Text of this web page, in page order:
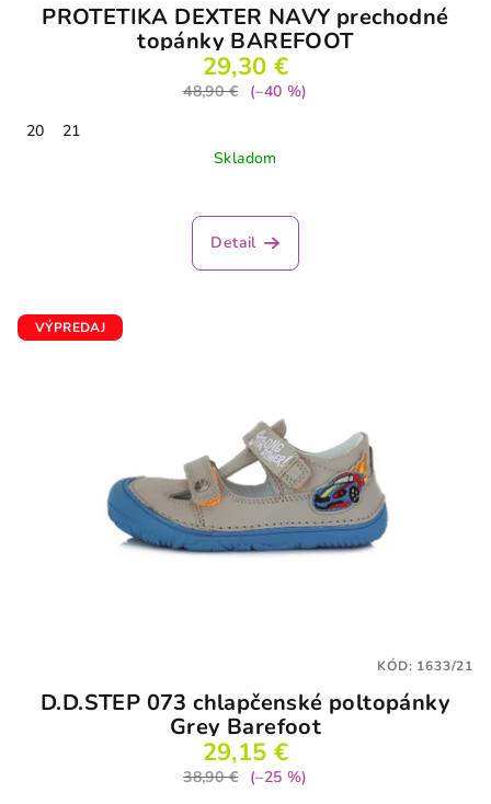
PROTETIKA DEXTER NAVY prechodné
topánky BAREFOOT
29,30 €
48,90 €
(–40 %)
20
21
Skladom
Detail
VÝPREDAJ
D.D.STEP 073 chlapčenské poltopánky
Grey Barefoot
29,15 €
38,90 €
(–25 %)
KÓD: 1633/21